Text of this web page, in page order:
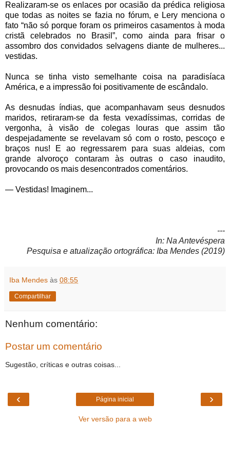
Realizaram-se os enlaces por ocasião da prédica religiosa
que todas as noites se fazia no fórum, e Lery menciona o
fato “não só porque foram os primeiros casamentos à moda
cristã celebrados no Brasil”, como ainda para frisar o
assombro dos convidados selvagens diante de mulheres...
vestidas.
Nunca se tinha visto semelhante coisa na paradisíaca
América, e a impressão foi positivamente de escândalo.
As desnudas índias, que acompanhavam seus desnudos
maridos, retiraram-se da festa vexadíssimas, corridas de
vergonha, à visão de colegas louras que assim tão
despejadamente se revelavam só com o rosto, pescoço e
braços nus! E ao regressarem para suas aldeias, com
grande alvoroço contaram às outras o caso inaudito,
provocando os mais desencontrados comentários.
— Vestidas! Imaginem...
---
In: Na Antevéspera
Pesquisa e atualização ortográfica: Iba Mendes (2019)
Iba Mendes às 08:55
Compartilhar
Nenhum comentário:
Postar um comentário
Sugestão, críticas e outras coisas...
‹ ›
Página inicial
Ver versão para a web